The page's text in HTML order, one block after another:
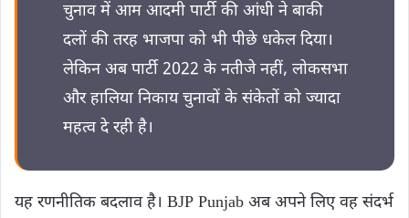
चुनाव में आम आदमी पार्टी की आंधी ने बाकी
दलों की तरह भाजपा को भी पीछे धकेल दिया।
लेकिन अब पार्टी 2022 के नतीजे नहीं, लोकसभा
और हालिया निकाय चुनावों के संकेतों को ज्यादा
महत्व दे रही है।
यह रणनीतिक बदलाव है। BJP Punjab अब अपने लिए वह संदर्भ